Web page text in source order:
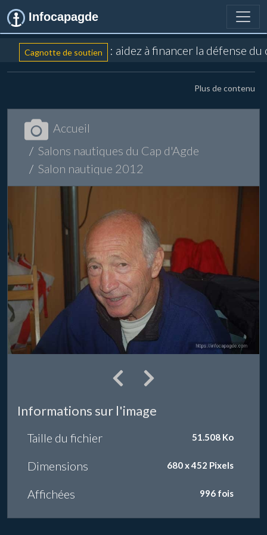
Infocapagde
Cagnotte de soutien : aidez à financer la défense
Plus de contenu
Accueil
Salons nautiques du Cap d'Agde
Salon nautique 2012
Informations sur l'image
Taille du fichier 51.508 Ko
Dimensions 680 x 452 Pixels
Affichées 996 fois